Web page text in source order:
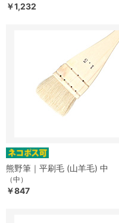
￥1,232
熊野筆｜平刷毛 (山羊毛) 中
（中）
￥847